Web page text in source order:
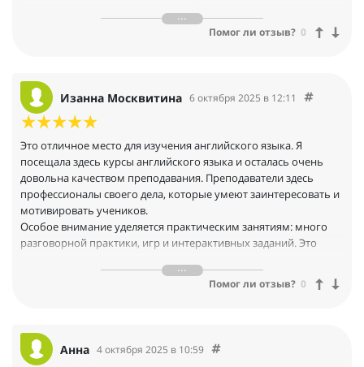
понимающие . Еще и добираться легко-от метро 5 минут.
Помог ли отзыв? 0
Изанна Москвитина 6 октября 2025 в 12:11
Это отличное место для изучения английского языка. Я
посещала здесь курсы английского языка и осталась очень
довольна качеством преподавания. Преподаватели здесь
профессионалы своего дела, которые умеют заинтересовать и
мотивировать учеников.
Особое внимание уделяется практическим занятиям: много
разговорной практики, игр и интерактивных заданий. Это
уверенно общаться на английском языке. Всем советую эту
Помог ли отзыв? 0
Анна 4 октября 2025 в 10:59